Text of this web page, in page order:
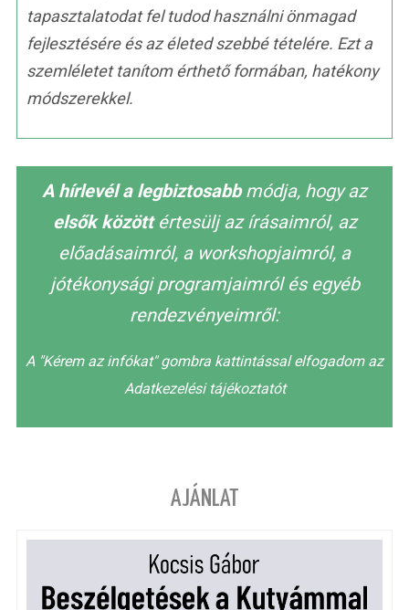
tapasztalatodat fel tudod használni önmagad
fejlesztésére és az életed szebbé tételére. Ezt a
szemléletet tanítom érthető formában, hatékony
módszerekkel.
A hírlevél a legbiztosabbmódja, hogy az
elsők közöttértesülj az írásaimról, az
előadásaimról, a workshopjaimról, a
jótékonysági programjaimról és egyéb
rendezvényeimről:
A "Kérem az infókat" gombra kattintással elfogadom az
Adatkezelési tájékoztatót
AJÁNLAT